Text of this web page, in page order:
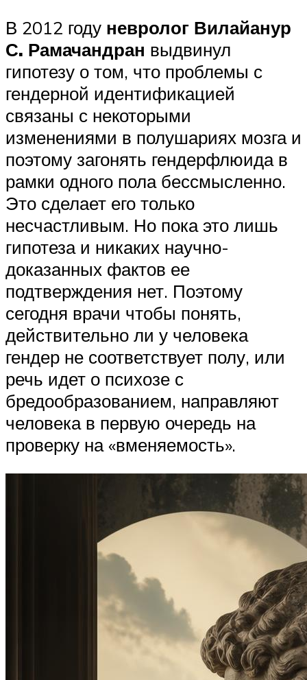
В 2012 году невролог Вилайанур
С. Рамачандран выдвинул
гипотезу о том, что проблемы с
гендерной идентификацией
связаны с некоторыми
изменениями в полушариях мозга и
поэтому загонять гендерфлюида в
рамки одного пола бессмысленно.
Это сделает его только
несчастливым. Но пока это лишь
гипотеза и никаких научно-
доказанных фактов ее
подтверждения нет. Поэтому
сегодня врачи чтобы понять,
действительно ли у человека
гендер не соответствует полу, или
речь идет о психозе с
бредообразованием, направляют
человека в первую очередь на
проверку на «вменяемость».